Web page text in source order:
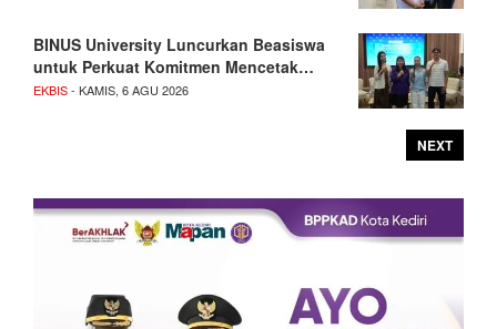
BINUS University Luncurkan Beasiswa
untuk Perkuat Komitmen Mencetak…
EKBIS- KAMIS, 6 AGU 2026
NEXT